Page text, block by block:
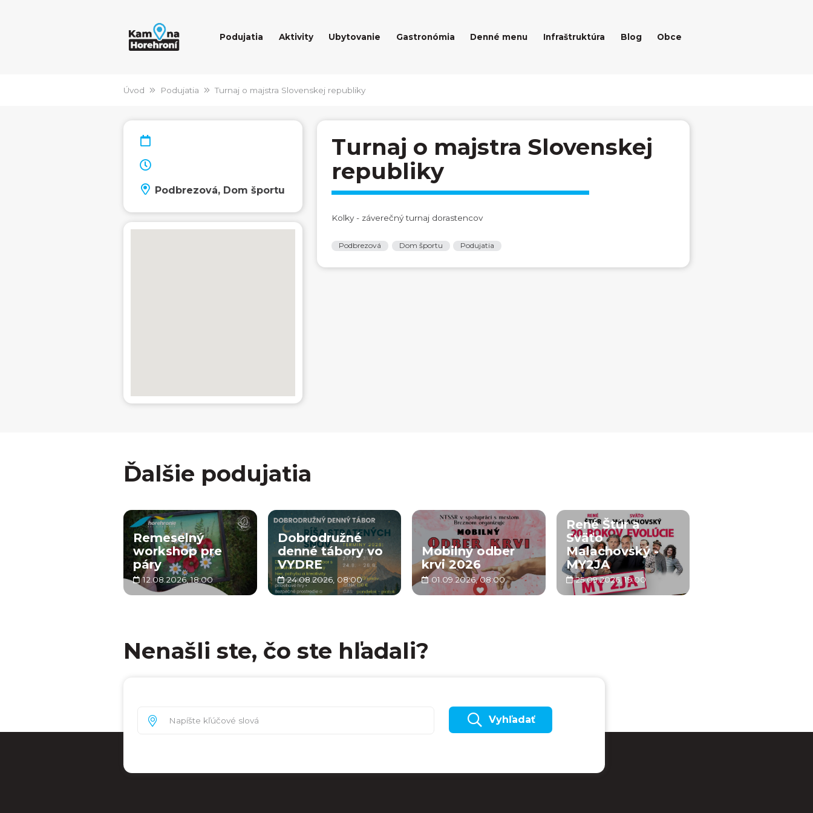
Podujatia Aktivity Ubytovanie Gastronómia Denné menu Infraštruktúra Blog Obce
Úvod Podujatia Turnaj o majstra Slovenskej republiky
Podbrezová, Dom športu
Turnaj o majstra Slovenskej
republiky
Kolky - záverečný turnaj dorastencov
Podbrezová Dom športu Podujatia
Ďalšie podujatia
Remeselný
workshop pre
páry
12.08.2026, 18:00
Dobrodružné
denné tábory vo
VYDRE
24.08.2026, 08:00
Mobilný odber
krvi 2026
01.09.2026, 08:00
René Štúr a
Sväťo
Malachovský -
MY2JA
25.09.2026, 19:00
Nenašli ste, čo ste hľadali?
Vyhľadať